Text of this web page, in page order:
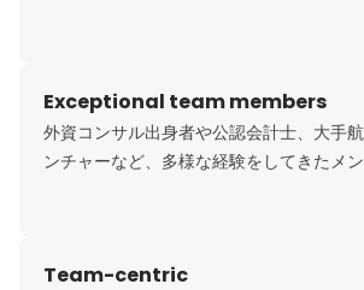
Exceptional team members
外資コンサル出身者や公認会計士、大手
ンチャーなど、多様な経験をしてきたメ
Team-centric